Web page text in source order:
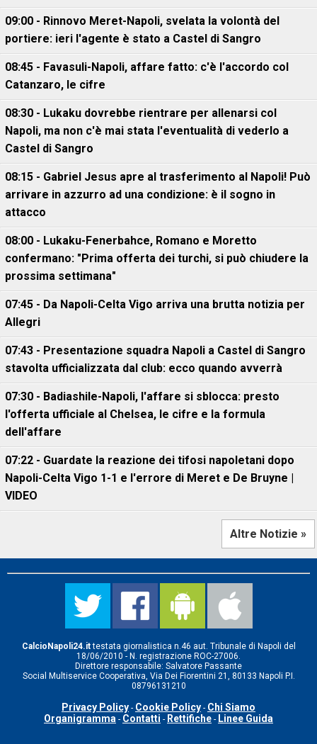
09:00 - Rinnovo Meret-Napoli, svelata la volontà del
portiere: ieri l'agente è stato a Castel di Sangro
08:45 - Favasuli-Napoli, affare fatto: c'è l'accordo col
Catanzaro, le cifre
08:30 - Lukaku dovrebbe rientrare per allenarsi col
Napoli, ma non c'è mai stata l'eventualità di vederlo a
Castel di Sangro
08:15 - Gabriel Jesus apre al trasferimento al Napoli! Può
arrivare in azzurro ad una condizione: è il sogno in
attacco
08:00 - Lukaku-Fenerbahce, Romano e Moretto
confermano: "Prima offerta dei turchi, si può chiudere la
prossima settimana"
07:45 - Da Napoli-Celta Vigo arriva una brutta notizia per
Allegri
07:43 - Presentazione squadra Napoli a Castel di Sangro
stavolta ufficializzata dal club: ecco quando avverrà
07:30 - Badiashile-Napoli, l'affare si sblocca: presto
l'offerta ufficiale al Chelsea, le cifre e la formula
dell'affare
07:22 - Guardate la reazione dei tifosi napoletani dopo
Napoli-Celta Vigo 1-1 e l'errore di Meret e De Bruyne |
VIDEO
Altre Notizie »
CalcioNapoli24.ittestata giornalistica n.46 aut. Tribunale di Napoli del
18/06/2010 - N. registrazione ROC-27006.
Direttore responsabile: Salvatore Passante
Social Multiservice Cooperativa, Via Dei Fiorentini 21, 80133 Napoli P.I.
08796131210
Privacy Policy - Cookie Policy - Chi Siamo
Organigramma - Contatti - Rettifiche - Linee Guida